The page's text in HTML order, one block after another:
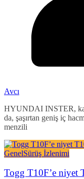
Avcı
HYUNDAI INSTER,
da, şaşırtan geniş iç
menzili
GenelSürüş İzlenimi
Togg T10F’e niyet